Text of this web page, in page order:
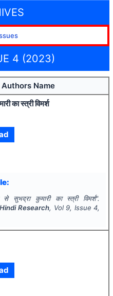
4 (2023)
Name
का स्त्री विमर्श
से सुभद्रा कुमारी का स्त्री विमर्श".
Research, Vol 9, Issue4,